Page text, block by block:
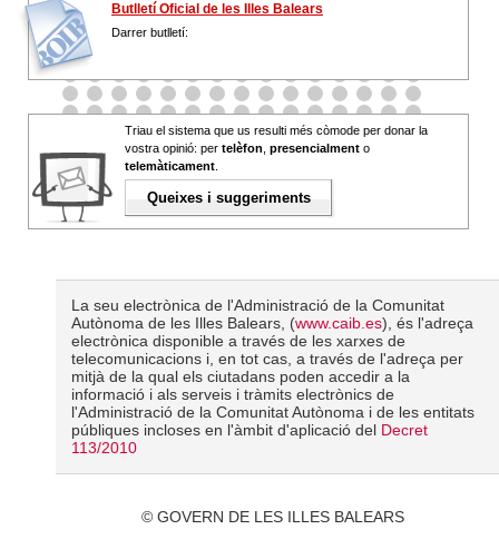
Butlletí Oficial de les Illes Balears
Darrer butlletí:
Triau el sistema que us resulti més còmode per donar la
vostra opinió: per telèfon presencialment o
telemàticament
Queixes i suggeriments
La seu electrònica de l'Administració de la Comunitat
Autònoma de les Illes Balears, (www.caib.es), és l'adreça
electrònica disponible a través de les xarxes de
telecomunicacions i, en tot cas, a través de l'adreça per
mitjà de la qual els ciutadans poden accedir a la
informació i als serveis i tràmits electrònics de
l'Administració de la Comunitat Autònoma i de les entitats
públiques incloses en l'àmbit d'aplicació del Decret
113/2010
© GOVERN DE LES ILLES BALEARS